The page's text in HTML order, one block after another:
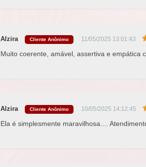
Alzira Cliente Anônimo 11/05/2025 13:01:43
Muito coerente, amável, assertiva e empática
Alzira Cliente Anônimo 10/05/2025 14:12:45
Ela é simplesmente maravilhosa....